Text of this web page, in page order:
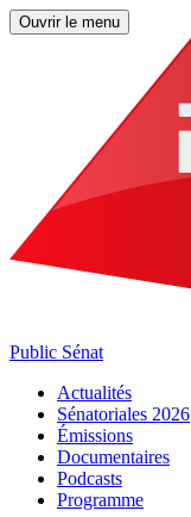
Ouvrir le menu
Public Sénat
Actualités
Sénatoriales 2026
Émissions
Documentaires
Podcasts
Programme